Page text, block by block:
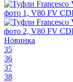
Новинка
35
36
37
38